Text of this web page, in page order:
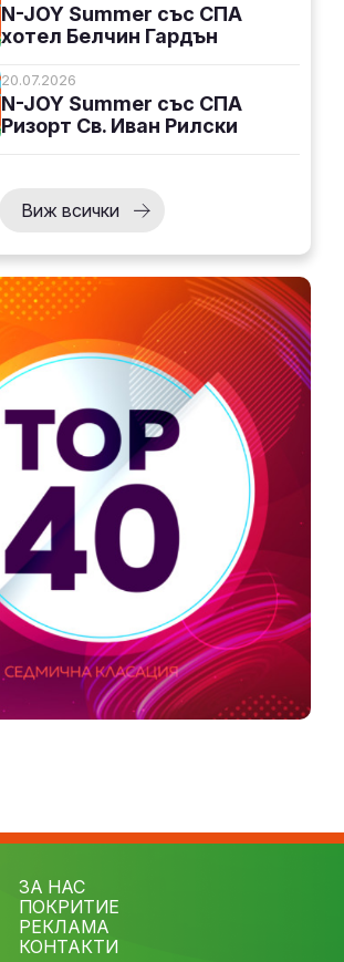
N-JOY Summer със СПА
хотел Белчин Гардън
20.07.2026
N-JOY Summer със СПА
Ризорт Св. Иван Рилски
Виж всички
ЗА НАС
ПОКРИТИЕ
РЕКЛАМА
КОНТАКТИ